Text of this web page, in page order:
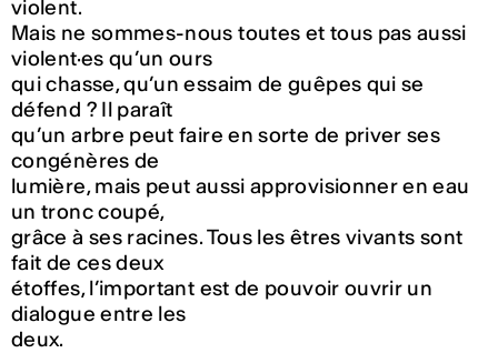
violent.
Mais ne sommes-nous toutes et tous pas aussi
violent·es qu’un ours
qui chasse, qu’un essaim de guêpes qui se
défend ? Il paraît
qu’un arbre peut faire en sorte de priver ses
congénères de
lumière, mais peut aussi approvisionner en eau
un tronc coupé,
grâce à ses racines. Tous les êtres vivants sont
fait de ces deux
étoffes, l’important est de pouvoir ouvrir un
dialogue entre les
deux.